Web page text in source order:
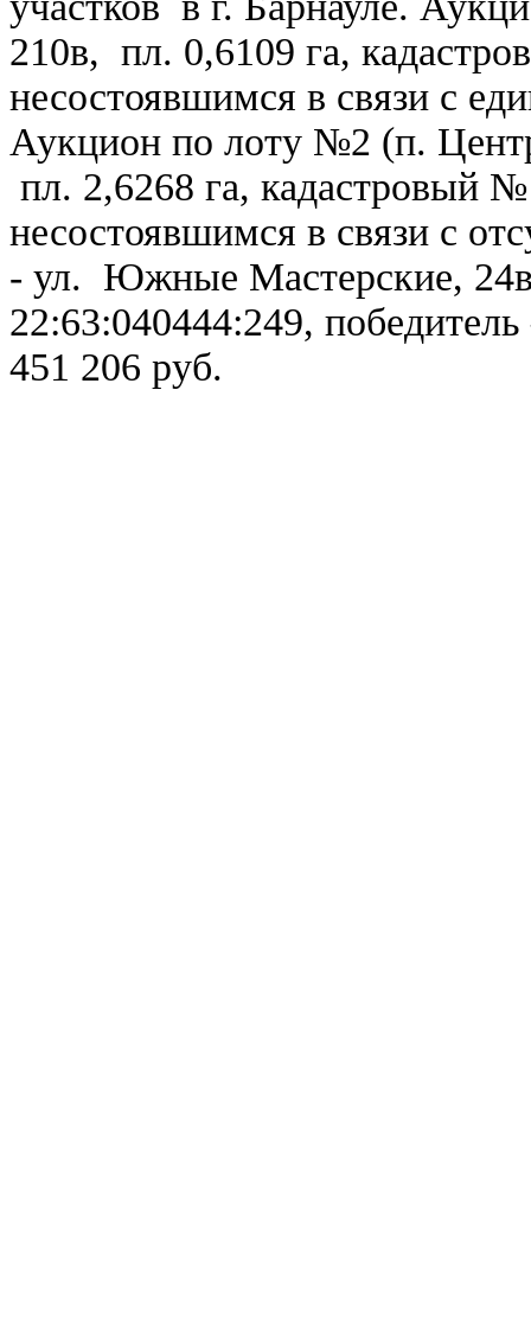
210в, пл. 0,6109 га,
несостоявшимся в связи с
Аукцион по лоту №2 (п.
пл. 2,6268 га, кадастровый
несостоявшимся в связи с
- ул. Южные Мастерские,
22:63:040444:249,
451 206 руб.